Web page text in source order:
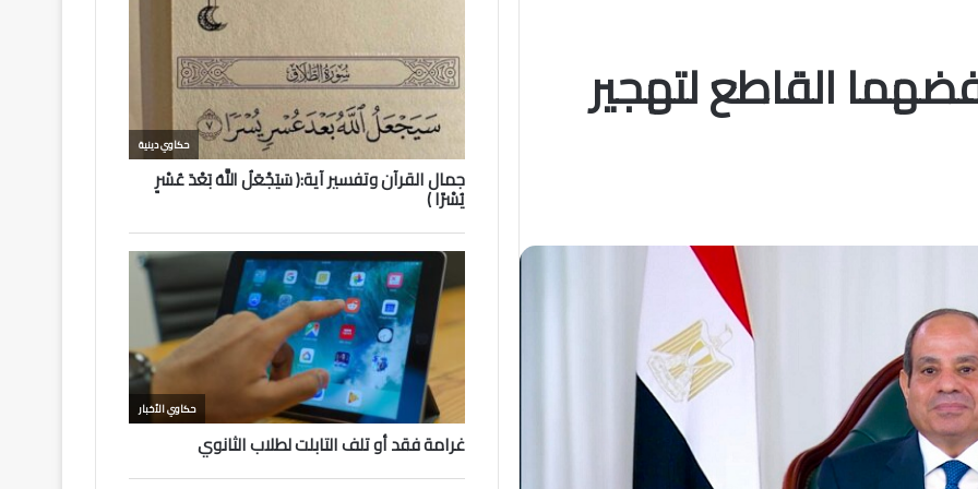
القاطع لتهجير